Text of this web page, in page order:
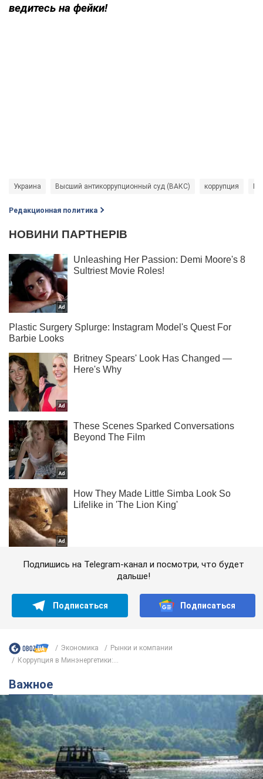
ведитесь на фейки!
Украина Высший антикоррупционный суд (ВАКС) коррупция
Редакционная политика
Подпишись на Telegram-канал и посмотри, что будет
дальше!
Подписаться Подписаться
Экономика
Рынки и компании
Коррупция в Минэнергетики:...
Важное